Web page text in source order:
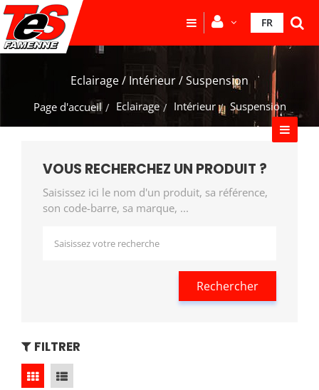
FR
Eclairage / Intérieur / Suspension
Page d'accueil Eclairage Intérieur Suspension
VOUS RECHERCHEZ UN PRODUIT ?
Saisissez ici le nom d'un produit, sa référence,
son code-barre, sa marque, ...
Rechercher
FILTRER